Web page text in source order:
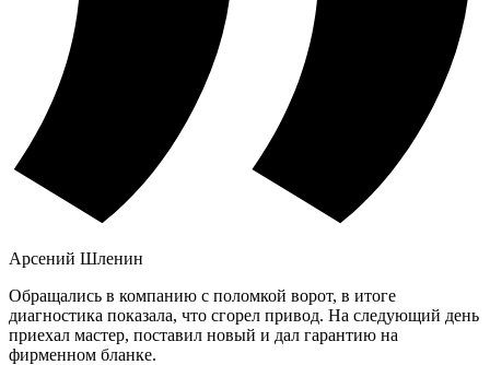
Арсений Шленин
Обращались в компанию с поломкой ворот, в итоге
диагностика показала, что сгорел привод. На следующий день
приехал мастер, поставил новый и дал гарантию на
фирменном бланке.